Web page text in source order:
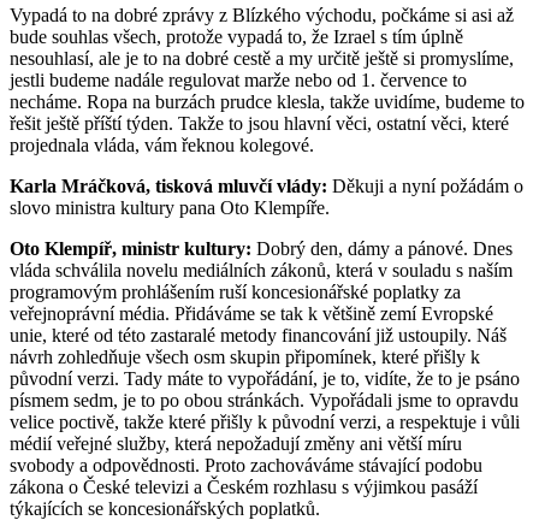
Vypadá to na dobré zprávy z Blízkého východu, počkáme si asi až
bude souhlas všech, protože vypadá to, že Izrael s tím úplně
nesouhlasí, ale je to na dobré cestě a my určitě ještě si promyslíme,
jestli budeme nadále regulovat marže nebo od 1. července to
necháme. Ropa na burzách prudce klesla, takže uvidíme, budeme to
řešit ještě příští týden. Takže to jsou hlavní věci, ostatní věci, které
projednala vláda, vám řeknou kolegové.
Karla Mráčková, tisková mluvčí vlády: Děkuji a nyní požádám o
slovo ministra kultury pana Oto Klempíře.
Oto Klempíř, ministr kultury: Dobrý den, dámy a pánové. Dnes
vláda schválila novelu mediálních zákonů, která v souladu s naším
programovým prohlášením ruší koncesionářské poplatky za
veřejnoprávní média. Přidáváme se tak k většině zemí Evropské
unie, které od této zastaralé metody financování již ustoupily. Náš
návrh zohledňuje všech osm skupin připomínek, které přišly k
původní verzi. Tady máte to vypořádání, je to, vidíte, že to je psáno
písmem sedm, je to po obou stránkách. Vypořádali jsme to opravdu
velice poctivě, takže které přišly k původní verzi, a respektuje i vůli
médií veřejné služby, která nepožadují změny ani větší míru
svobody a odpovědnosti. Proto zachováváme stávající podobu
zákona o České televizi a Českém rozhlasu s výjimkou pasáží
týkajících se koncesionářských poplatků.